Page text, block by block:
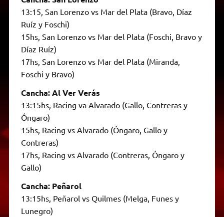
13:15, San Lorenzo vs Mar del Plata (Bravo, Díaz
Ruíz y Foschi)
15hs, San Lorenzo vs Mar del Plata (Foschi, Bravo y
Díaz Ruíz)
17hs, San Lorenzo vs Mar del Plata (Miranda,
Foschi y Bravo)
Cancha: Al Ver Verás
13:15hs, Racing va Alvarado (Gallo, Contreras y
Óngaro)
15hs, Racing vs Alvarado (Óngaro, Gallo y
Contreras)
17hs, Racing vs Alvarado (Contreras, Óngaro y
Gallo)
Cancha: Peñarol
13:15hs, Peñarol vs Quilmes (Melga, Funes y
Lunegro)